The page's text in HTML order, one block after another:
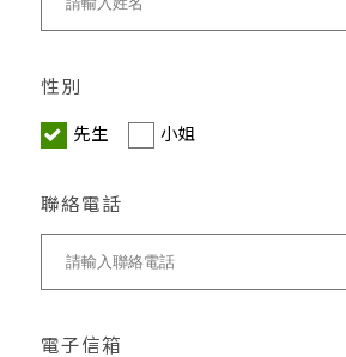
性別
先生 小姐
聯絡電話
電子信箱